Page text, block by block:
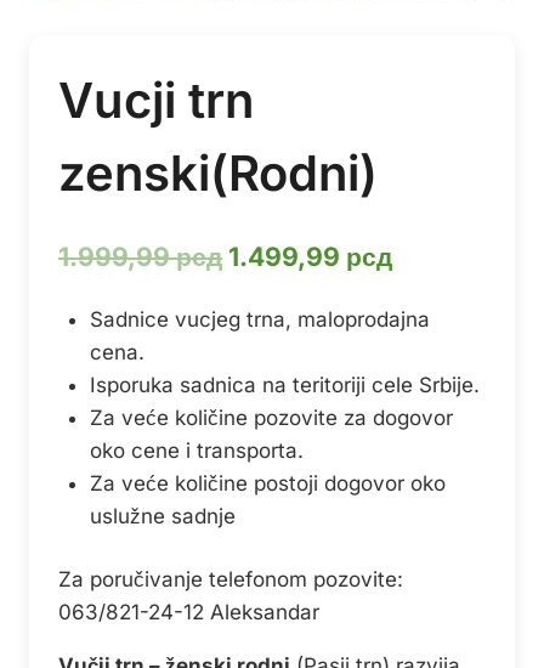
Vucji trn
zenski(Rodni)
1.999,99рсд Оригинална
је
била:
1.999,99 рсд.
1.499,99 рсдТренутна
је:
1.499,99
Sadnice vucjeg trna, maloprodajna
cena.
Isporuka sadnica na teritoriji cele Srbije.
Za veće količine pozovite za dogovor
oko cene i transporta.
Za veće količine postoji dogovor oko
uslužne sadnje
Za poručivanje telefonom pozovite:
063/821-24-12 Aleksandar